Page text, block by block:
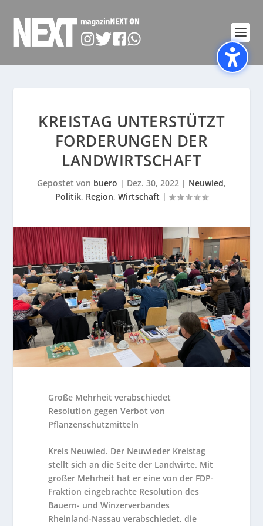
KREISTAG UNTERSTÜTZT
FORDERUNGEN DER
LANDWIRTSCHAFT
Gepostet von buero | Dez. 30, 2022 | Neuwied,
Politik, Region, Wirtschaft |
Große Mehrheit verabschiedet
Resolution gegen Verbot von
Pflanzenschutzmitteln
Kreis Neuwied. Der Neuwieder Kreistag
stellt sich an die Seite der Landwirte. Mit
großer Mehrheit hat er eine von der FDP-
Fraktion eingebrachte Resolution des
Bauern- und Winzerverbandes
Rheinland-Nassau verabschiedet, die